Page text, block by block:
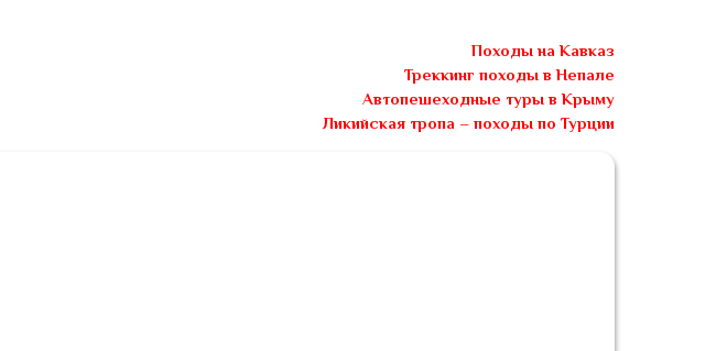
Походы на Кавказ
Треккинг походы в Непале
Автопешеходные туры в Крыму
Ликийская тропа – походы по Турции